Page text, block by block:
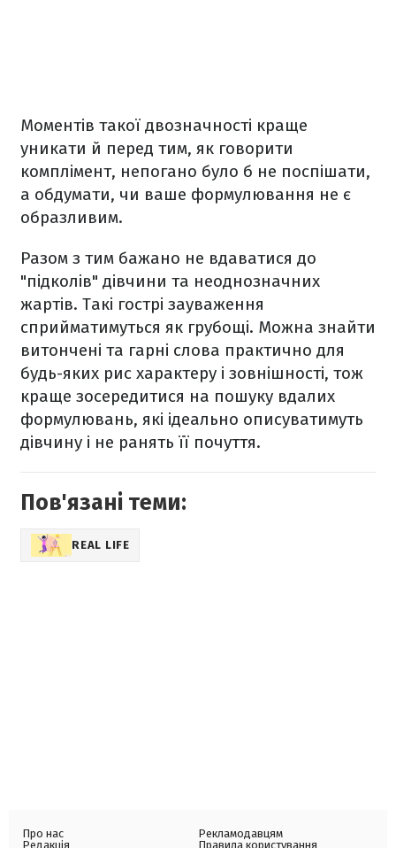
Моментів такої двозначності краще
уникати й перед тим, як говорити
комплімент, непогано було б не поспішати,
а обдумати, чи ваше формулювання не є
образливим.
Разом з тим бажано не вдаватися до
"підколів" дівчини та неоднозначних
жартів. Такі гострі зауваження
сприйматимуться як грубощі. Можна знайти
витончені та гарні слова практично для
будь-яких рис характеру і зовнішності, тож
краще зосередитися на пошуку вдалих
формулювань, які ідеально описуватимуть
дівчину і не ранять її почуття.
Пов'язані теми:
REAL LIFE
Про нас
Редакція
Рекламодавцям
Правила користування